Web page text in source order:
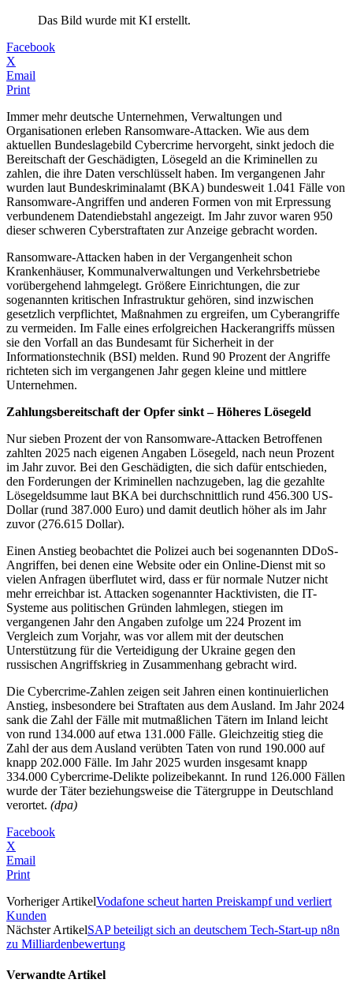
Das Bild wurde mit KI erstellt.
Facebook
X
Email
Print
Immer mehr deutsche Unternehmen, Verwaltungen und
Organisationen erleben Ransomware-Attacken. Wie aus dem
aktuellen Bundeslagebild Cybercrime hervorgeht, sinkt jedoch die
Bereitschaft der Geschädigten, Lösegeld an die Kriminellen zu
zahlen, die ihre Daten verschlüsselt haben. Im vergangenen Jahr
wurden laut Bundeskriminalamt (BKA) bundesweit 1.041 Fälle von
Ransomware-Angriffen und anderen Formen von mit Erpressung
verbundenem Datendiebstahl angezeigt. Im Jahr zuvor waren 950
dieser schweren Cyberstraftaten zur Anzeige gebracht worden.
Ransomware-Attacken haben in der Vergangenheit schon
Krankenhäuser, Kommunalverwaltungen und Verkehrsbetriebe
vorübergehend lahmgelegt. Größere Einrichtungen, die zur
sogenannten kritischen Infrastruktur gehören, sind inzwischen
gesetzlich verpflichtet, Maßnahmen zu ergreifen, um Cyberangriffe
zu vermeiden. Im Falle eines erfolgreichen Hackerangriffs müssen
sie den Vorfall an das Bundesamt für Sicherheit in der
Informationstechnik (BSI) melden. Rund 90 Prozent der Angriffe
richteten sich im vergangenen Jahr gegen kleine und mittlere
Unternehmen.
Zahlungsbereitschaft der Opfer sinkt – Höheres Lösegeld
Nur sieben Prozent der von Ransomware-Attacken Betroffenen
zahlten 2025 nach eigenen Angaben Lösegeld, nach neun Prozent
im Jahr zuvor. Bei den Geschädigten, die sich dafür entschieden,
den Forderungen der Kriminellen nachzugeben, lag die gezahlte
Lösegeldsumme laut BKA bei durchschnittlich rund 456.300 US-
Dollar (rund 387.000 Euro) und damit deutlich höher als im Jahr
zuvor (276.615 Dollar).
Einen Anstieg beobachtet die Polizei auch bei sogenannten DDoS-
Angriffen, bei denen eine Website oder ein Online-Dienst mit so
vielen Anfragen überflutet wird, dass er für normale Nutzer nicht
mehr erreichbar ist. Attacken sogenannter Hacktivisten, die IT-
Systeme aus politischen Gründen lahmlegen, stiegen im
vergangenen Jahr den Angaben zufolge um 224 Prozent im
Vergleich zum Vorjahr, was vor allem mit der deutschen
Unterstützung für die Verteidigung der Ukraine gegen den
russischen Angriffskrieg in Zusammenhang gebracht wird.
Die Cybercrime-Zahlen zeigen seit Jahren einen kontinuierlichen
Anstieg, insbesondere bei Straftaten aus dem Ausland. Im Jahr 2024
sank die Zahl der Fälle mit mutmaßlichen Tätern im Inland leicht
von rund 134.000 auf etwa 131.000 Fälle. Gleichzeitig stieg die
Zahl der aus dem Ausland verübten Taten von rund 190.000 auf
knapp 202.000 Fälle. Im Jahr 2025 wurden insgesamt knapp
334.000 Cybercrime-Delikte polizeibekannt. In rund 126.000 Fällen
wurde der Täter beziehungsweise die Tätergruppe in Deutschland
verortet. (dpa)
Facebook
X
Email
Print
Vorheriger ArtikelVodafone scheut harten Preiskampf und verliert
Kunden
Nächster ArtikelSAP beteiligt sich an deutschem Tech-Start-up n8n
zu Milliardenbewertung
Verwandte Artikel